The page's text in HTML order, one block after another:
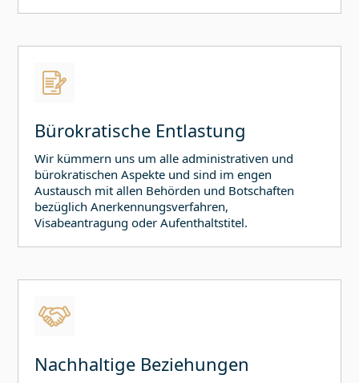
Bürokratische Entlastung
Wir kümmern uns um alle administrativen und
bürokratischen Aspekte und sind im engen
Austausch mit allen Behörden und Botschaften
bezüglich Anerkennungsverfahren,
Visabeantragung oder Aufenthaltstitel.
Nachhaltige Beziehungen